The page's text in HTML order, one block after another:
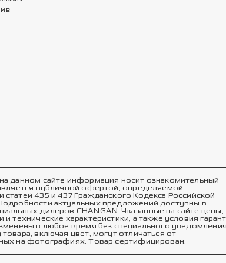
данном сайте информация носит ознакомительный
публичной офертой, определяемой
435 и 437 Гражданского Кодекса Российской
актуальных предложений доступны в
дилеров CHANGAN. Указанные на сайте цены,
и технические характеристики, а также условия
в любое время без специального
включая цвет, могут отличаться от
на фотографиях. Товар сертифицирован.